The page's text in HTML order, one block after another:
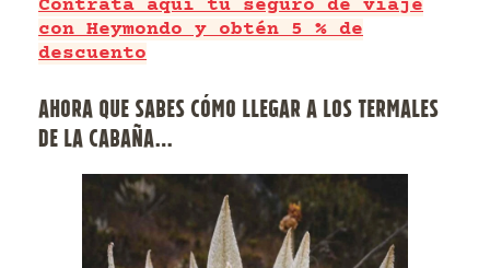
Contrata aquí tu seguro de viaje
con Heymondo y obtén 5 % de
descuento
AHORA QUE SABES CÓMO LLEGAR A LOS TERMALES
DE LA CABAÑA…